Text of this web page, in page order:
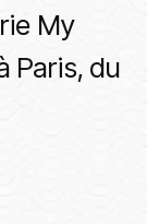
My
Paris, du